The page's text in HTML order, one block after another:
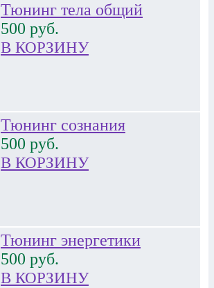
Тюнинг тела общий
500 руб.
В КОРЗИНУ
Тюнинг сознания
500 руб.
В КОРЗИНУ
Тюнинг энергетики
500 руб.
В КОРЗИНУ